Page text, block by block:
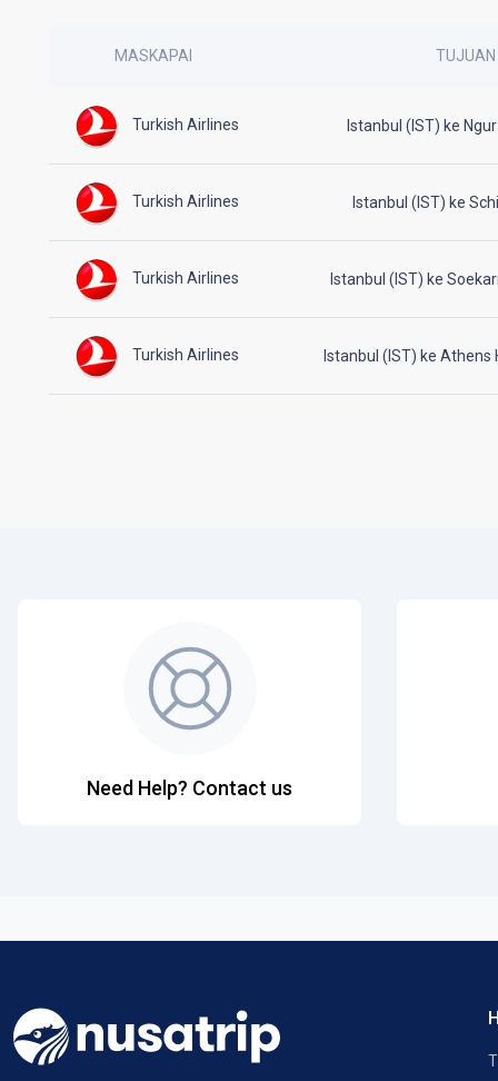
MASKAPAI TUJUAN
Turkish Airlines Istanbul (IST) ke
Turkish Airlines Istanbul (IST) ke
Turkish Airlines Istanbul (IST) ke
Turkish Airlines Istanbul (IST) ke Athens
Need Help? Contact us